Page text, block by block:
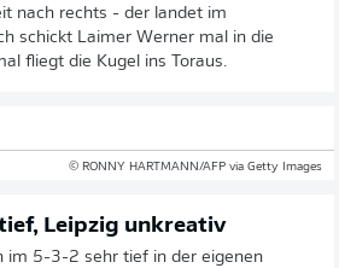
nach rechts - der landet im
schickt Laimer Werner mal in die
fliegt die Kugel ins Toraus.
© RONNY HARTMANN/AFP via Getty Images
Leipzig unkreativ
im 5-3-2 sehr tief in der eigenen